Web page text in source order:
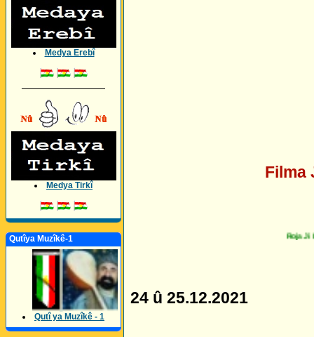
Medya Erebî
Medya Tirkî
Qutîya Muzîkê-1
Qutî ya Muzîkê - 1
Filma
Roja Ji
24 û 25.12.2021